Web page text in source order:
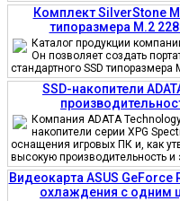
Комплект SilverStone
типоразмера M.2
Каталог продукции
Он позволяет создать
стандартного SSD
SSD-накопители
Компания ADATA
накопители серии XPG
оснащения игровых ПК и, как
высокую производительность
Видеокарта ASUS
охлаждения с одним